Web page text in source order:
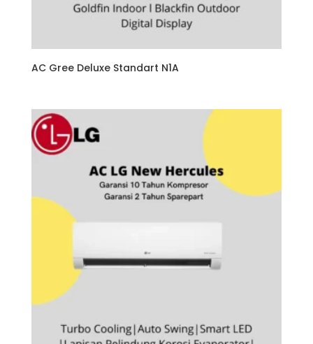
AC Gree Deluxe Standart N1A